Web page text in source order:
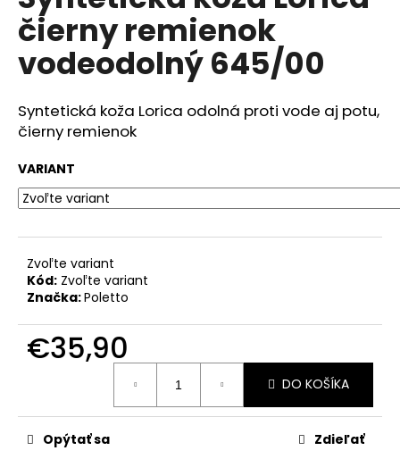
0,0
z
5
hviezdičiek.
čierny remienok
vodeodolný 645/00
Syntetická koža Lorica odolná proti vode aj potu,
čierny remienok
VARIANT
Zvoľte variant
Kód: Zvoľte variant
Značka:Poletto
€35,90
DO KOŠÍKA
Opýtať sa Zdieľať
á
j
s
?
HĽADAŤ
O
d
p
o
a
m